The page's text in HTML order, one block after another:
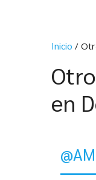
Inicio /
en